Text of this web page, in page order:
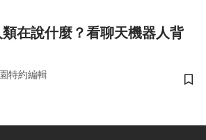
在說什麼？看聊天機器人背
特約編輯
儲